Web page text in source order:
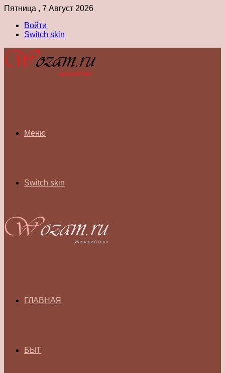
Пятница , 7 Август 2026
Войти
Switch skin
Меню
Switch skin
ГЛАВНАЯ
БЫТ